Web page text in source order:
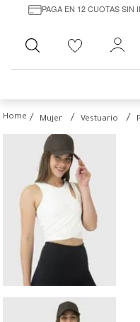
PAGA EN 12 CUOTAS SIN
Buscar
Mujer Vestuario